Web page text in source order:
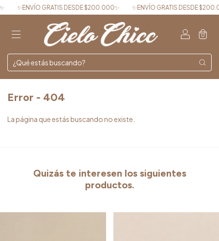
✨ENVÍO GRATIS DESDE $200.000✨ ✨ENVÍO GRATIS DESDE
0
Error - 404
La página que estás buscando no existe.
Quizás te interesen los siguientes
productos.